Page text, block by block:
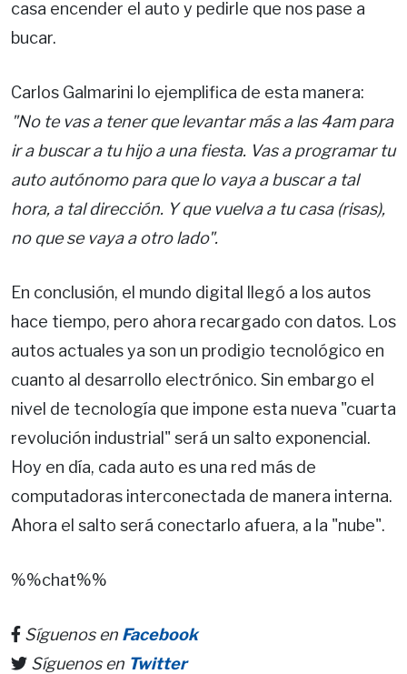
casa encender el auto y pedirle que nos pase a
bucar.
Carlos Galmarini lo ejemplifica de esta manera:
"No te vas a tener que levantar más a las 4am para
ir a buscar a tu hijo a una fiesta. Vas a programar tu
auto autónomo para que lo vaya a buscar a tal
hora, a tal dirección. Y que vuelva a tu casa (risas),
no que se vaya a otro lado".
En conclusión, el mundo digital llegó a los autos
hace tiempo, pero ahora recargado con datos. Los
autos actuales ya son un prodigio tecnológico en
cuanto al desarrollo electrónico. Sin embargo el
nivel de tecnología que impone esta nueva "cuarta
revolución industrial" será un salto exponencial.
Hoy en día, cada auto es una red más de
computadoras interconectada de manera interna.
Ahora el salto será conectarlo afuera, a la "nube".
%%chat%%
Síguenos en Facebook
Síguenos en Twitter